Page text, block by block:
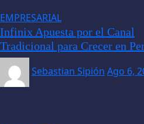
EMPRESARIAL
Infinix Apuesta por el Canal
Tradicional para Crecer en
Sebastian Sipión Ago 6,